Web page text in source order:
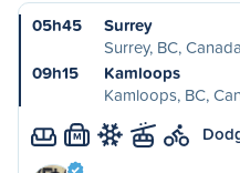
05h45
Surrey
Surrey, BC, Canada
09h15
Kamloops
Kamloops, BC,
M